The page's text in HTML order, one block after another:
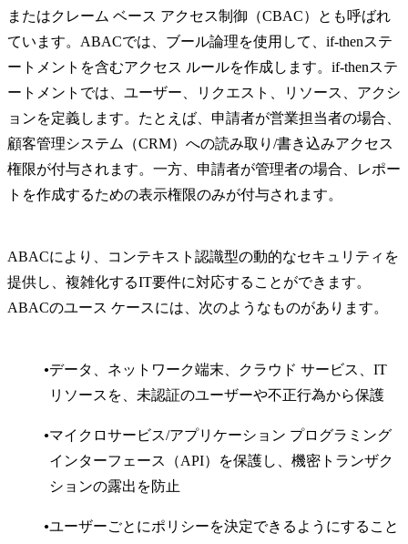
またはクレーム ベース アクセス制御（CBAC）とも呼ばれ
ています。ABACでは、ブール論理を使用して、if-thenステ
ートメントを含むアクセス ルールを作成します。if-thenステ
ートメントでは、ユーザー、リクエスト、リソース、アクシ
ョンを定義します。たとえば、申請者が営業担当者の場合、
顧客管理システム（CRM）への読み取り/書き込みアクセス
権限が付与されます。一方、申請者が管理者の場合、レポー
トを作成するための表示権限のみが付与されます。
ABACにより、コンテキスト認識型の動的なセキュリティを
提供し、複雑化するIT要件に対応することができます。
ABACのユース ケースには、次のようなものがあります。
データ、ネットワーク端末、クラウド サービス、IT
リソースを、未認証のユーザーや不正行為から保護
マイクロサービス/アプリケーション プログラミング
インターフェース（API）を保護し、機密トランザク
ションの露出を防止
ユーザーごとにポリシーを決定できるようにすること